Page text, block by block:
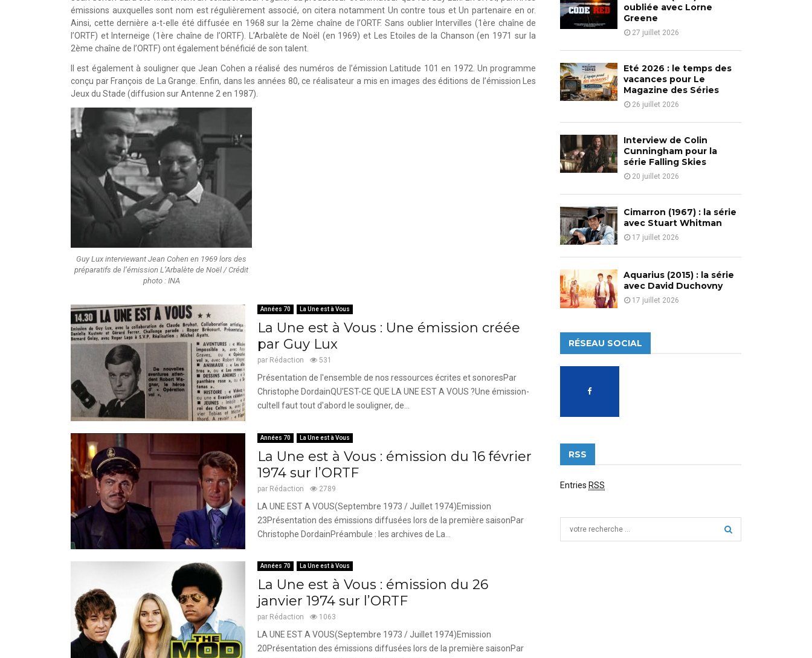
émissions auxquelles sont nom est régulièrement associé, on citera notamment Un contre tous et Un partenaire en or.
Ainsi, cette dernière a-t-elle été diffusée en 1968 sur la 2ème chaîne de l’ORTF. Sans oublier Intervilles (1ère chaîne de
l’ORTF) et Interneige (1ère chaîne de l’ORTF). L’Arbalète de Noël (en 1969) et Les Etoiles de la Chanson (en 1971 sur la
2ème chaîne de l’ORTF) ont également bénéficié de son talent.
Il est également à souligner que Jean Cohen a réalisé des numéros de l’émission Latitude 101 en 1972. Un programme
conçu par François de La Grange. Enfin, dans les années 80, ce réalisateur a mis en images des éditions de l’émission Les
Jeux du Stade (diffusion sur Antenne 2 en 1987).
Guy Lux interviewant Jean Cohen en 1969 lors des
préparatifs de l’émission L’Arbalète de Noël / Crédit
photo : INA
Années 70 La Une est à Vous
La Une est à Vous : Une émission créée
par Guy Lux
par Rédaction 531
Présentation de l'ensemble de nos ressources écrites et sonoresPar
Christophe DordainQU'EST-CE QUE LA UNE EST A VOUS ?Une émission-
culteIl faut tout d'abord le souligner, de...
Années 70 La Une est à Vous
La Une est à Vous : émission du 16 février
1974 sur l’ORTF
par Rédaction 2789
LA UNE EST A VOUS(Septembre 1973 / Juillet 1974)Emission
23Présentation des émissions diffusées lors de la première saisonPar
Christophe DordainPréambule : les archives de La...
Années 70 La Une est à Vous
La Une est à Vous : émission du 26
janvier 1974 sur l’ORTF
par Rédaction 1063
LA UNE EST A VOUS(Septembre 1973 / Juillet 1974)Emission
20Présentation des émissions diffusées lors de la première saisonPar
o
r
:
H
oubliée avec Lorne
Greene
27 juillet 2026
Eté 2026 : le temps des
vacances pour Le
Magazine des Séries
26 juillet 2026
Interview de Colin
Cunningham pour la
série Falling Skies
20 juillet 2026
Cimarron (1967) : la série
avec Stuart Whitman
17 juillet 2026
Aquarius (2015) : la série
avec David Duchovny
17 juillet 2026
RÉSEAU SOCIAL
RSS
Entries RSS